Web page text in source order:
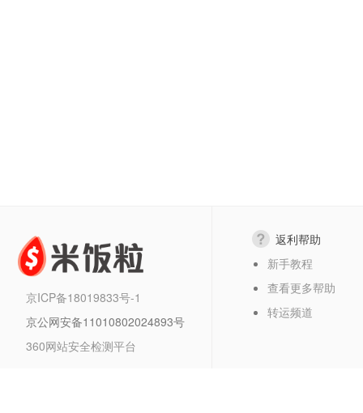
京ICP备18019833号-1
京公网安备11010802024893号
360网站安全检测平台
返利帮助
新手教程
查看更多帮助
转运频道